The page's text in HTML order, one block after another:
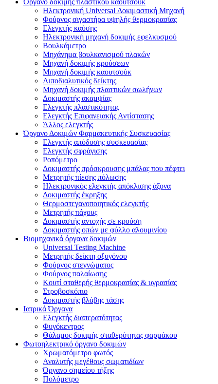
Ηλεκτρονική Universal Δοκιμαστική Μηχανή
Φούρνος σιγαστήρα υψηλής θερμοκρασίας
Ελεγκτής καύσης
Ηλεκτρονική μηχανή δοκιμής εφελκυσμού
Βουλκάμετρο
Μηχάνημα βουλκανισμού πλακών
Μηχανή δοκιμής κρούσεων
Μηχανή δοκιμής καουτσούκ
Λιποδιαλυτικός δείκτης
Μηχανή δοκιμής πλαστικών σωλήνων
Δοκιμαστής ακαμψίας
Ελεγκτής πλαστικότητας
Ελεγκτής Επιφανειακής Αντίστασης
Άλλος ελεγκτής
Όργανο Δοκιμών Φαρμακευτικής Συσκευασίας
Ελεγκτής απόδοσης συσκευασίας
Ελεγκτής σφράγισης
Ροπόμετρο
Δοκιμαστής πρόσκρουσης μπάλας που πέφτει
Μετρητής πίεσης πόλωσης
Ηλεκτρονικός ελεγκτής απόκλισης άξονα
Δοκιμαστής έκρηξης
Θερμοστεγανοποιητικός ελεγκτής
Μετρητής πάχους
Δοκιμαστής αντοχής σε κρούση
Δοκιμαστής οπών με φύλλο αλουμινίου
Βιομηχανικά όργανα δοκιμών
Universal Testing Machine
Μετρητής δείκτη οξυγόνου
Φούρνος στεγνώματος
Φούρνος παλαίωσης
Κουτί σταθερής θερμοκρασίας & υγρασίας
Στροβοσκόπιο
Δοκιμαστής βλάβης τάσης
Ιατρικά Όργανα
Ελεγκτής διαπερατότητας
Φυγόκεντρος
Θάλαμος δοκιμής σταθερότητας φαρμάκου
Φωτοηλεκτρικό όργανο δοκιμών
Χρωματόμετρο φωτός
Αναλυτής μεγέθους σωματιδίων
Όργανο σημείου τήξης
Πολόμετρο